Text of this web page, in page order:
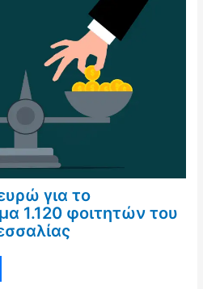
για το
1.120 φοιτητών του